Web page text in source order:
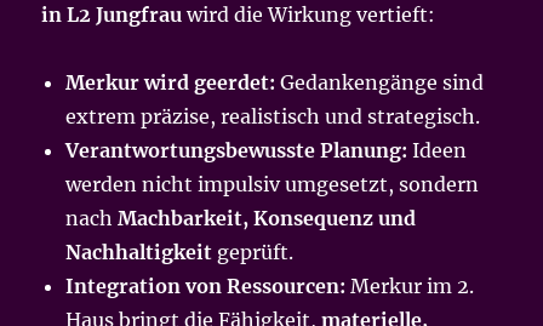
in L2 Jungfrau wird die Wirkung vertieft:
Merkur wird geerdet: Gedankengänge sind
extrem präzise, realistisch und strategisch.
Verantwortungsbewusste Planung: Ideen
werden nicht impulsiv umgesetzt, sondern
nachMachbarkeit, Konsequenz und
Nachhaltigkeit geprüft.
Integration von Ressourcen: Merkur im 2.
Haus bringt die Fähigkeit,materielle,